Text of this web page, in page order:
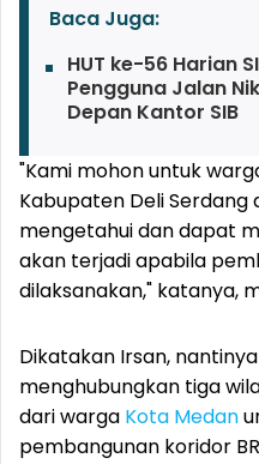
Baca Juga:
HUT ke-56 Harian
Pengguna Jalan
Depan Kantor SIB
"Kami mohon untuk
Kabupaten Deli Serdang
mengetahui dan dapat
akan terjadi apabila
dilaksanakan," katanya,
Dikatakan Irsan,
menghubungkan tiga
dari warga Kota Medan
pembangunan koridor